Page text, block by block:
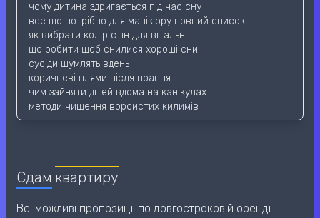
чому дитина здригається під час сну
все що потрібно для манікюру повний список
як вибрати колір стін для вітальні
що робити щоб снилися хороші сни
сусіди шумлять вдень
коричневі плями після прання
чим зайняти дітей вдома на канікулах
методи чищення ворсистих килимів
Сдам квартиру
Всі можливі пропозиціі по довгостроковій оренді